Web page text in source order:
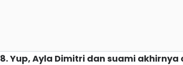
8. Yup, Ayla Dimitri dan suami